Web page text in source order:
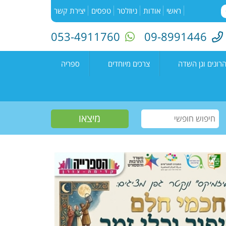
ראשי אודות ניוזלטר טפסים יצירת קשר
09-8991446
053-4911760
וגן השדה
קדימה צורן
צרכים מיוחדים
עמיתים
שווים צעירים
חוגים למיוחדים
ספריה
קטלוג הספריה
הזמנת ספרים
יוצרים מקומיים